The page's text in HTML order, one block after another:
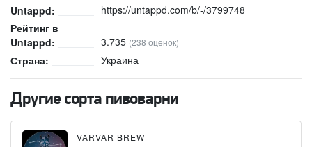
Untappd:
https://untappd.com/b/-/3799748
Рейтинг в
Untappd:
3.735 (238 оценок)
Страна: Украина
Другие сорта пивоварни
VARVAR BREW